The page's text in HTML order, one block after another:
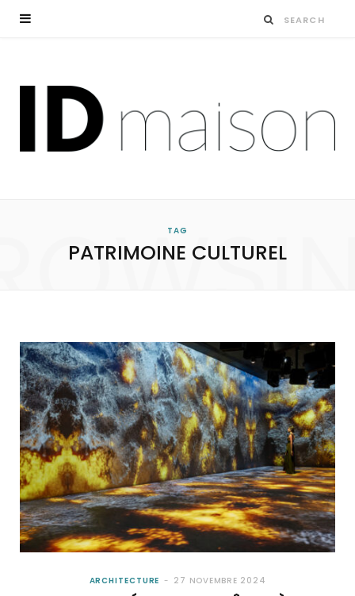
TAG
PATRIMOINE CULTUREL
ARCHITECTURE 27 NOVEMBRE 2024